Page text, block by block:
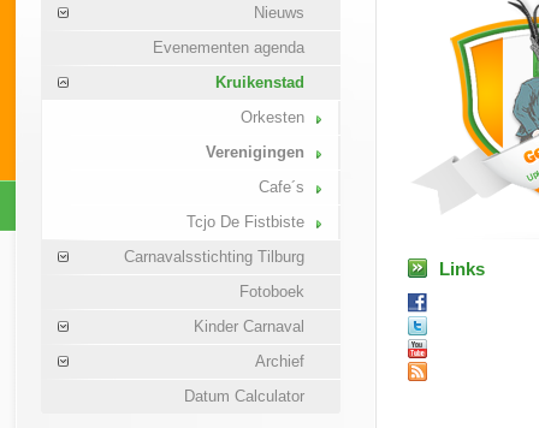
Nieuws
Evenementen agenda
Kruikenstad
Orkesten
Verenigingen
Cafe´s
Tcjo De Fistbiste
Carnavalsstichting Tilburg
Fotoboek
Kinder Carnaval
Archief
Datum Calculator
Links